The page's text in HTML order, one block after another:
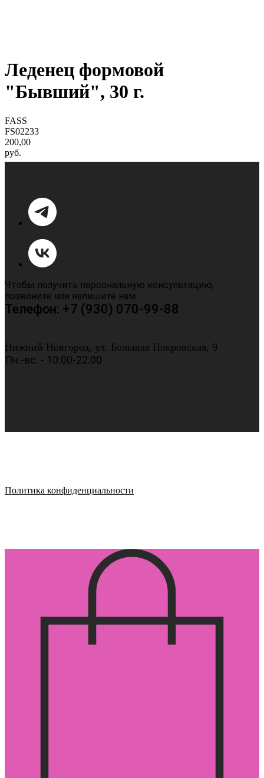
Леденец формовой
"Бывший", 30 г.
FASS
FS02233
200,00
руб.
Чтобы получить персональную консультацию,
позвоните или напишите нам.
Телефон: +7 (930) 070-99-88
Нижний Новгород, ул. Большая Покровская, 9
Пн.-вс. - 10:00-22:00
Политика конфиденциальности